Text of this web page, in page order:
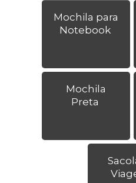
Mochila para
Notebook
Mochila
Preta